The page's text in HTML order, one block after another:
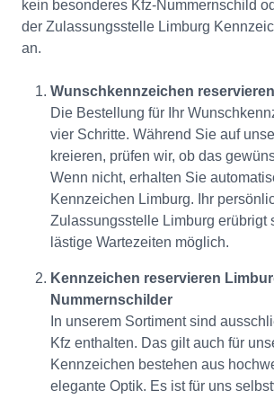
kein besonderes Kfz-Nummernschild
der Zulassungsstelle Limburg
an.
Wunschkennzeichen
Die Bestellung für Ihr
vier Schritte. Während Sie auf
kreieren, prüfen wir, ob das
Wenn nicht, erhalten Sie
Kennzeichen Limburg. Ihr
Zulassungsstelle Limburg
lästige Wartezeiten möglich.
Kennzeichen reservieren
Nummernschilder
In unserem Sortiment sind
Kfz enthalten. Das gilt auch für
Kennzeichen bestehen aus
elegante Optik. Es ist für uns